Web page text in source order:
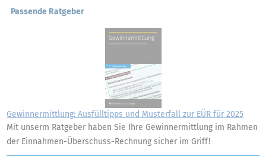
Passende Ratgeber
Gewinnermittlung: Ausfülltipps und Musterfall zur EÜR für 2025
Mit unserm Ratgeber haben Sie Ihre Gewinnermittlung im Rahmen
der Einnahmen-Überschuss-Rechnung sicher im Griff!